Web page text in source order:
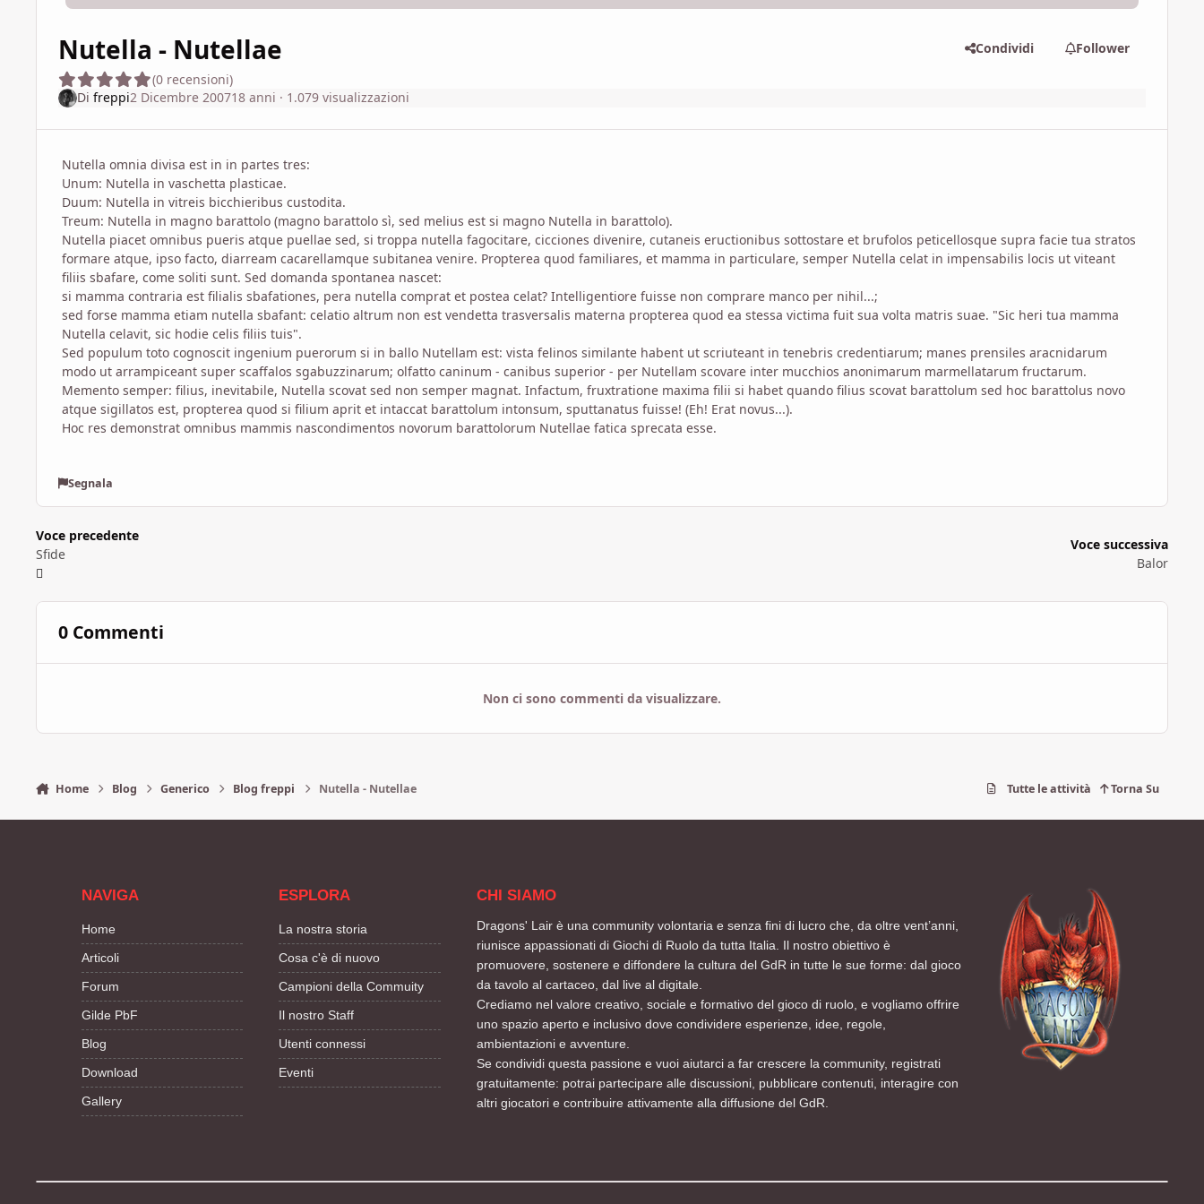
Nutella - Nutellae
(0 recensioni)
Condividi Follower
Di freppi2 Dicembre 200718 anni · 1.079 visualizzazioni
Nutella omnia divisa est in in partes tres:
Unum: Nutella in vaschetta plasticae.
Duum: Nutella in vitreis bicchieribus custodita.
Treum: Nutella in magno barattolo (magno barattolo sì, sed melius est si magno Nutella in barattolo).
Nutella piacet omnibus pueris atque puellae sed, si troppa nutella fagocitare, cicciones divenire, cutaneis eructionibus sottostare et brufolos peticellosque supra facie tua stratos
formare atque, ipso facto, diarream cacarellamque subitanea venire. Propterea quod familiares, et mamma in particulare, semper Nutella celat in impensabilis locis ut viteant
filiis sbafare, come soliti sunt. Sed domanda spontanea nascet:
si mamma contraria est filialis sbafationes, pera nutella comprat et postea celat? Intelligentiore fuisse non comprare manco per nihil...;
sed forse mamma etiam nutella sbafant: celatio altrum non est vendetta trasversalis materna propterea quod ea stessa victima fuit sua volta matris suae. "Sic heri tua mamma
Nutella celavit, sic hodie celis filiis tuis".
Sed populum toto cognoscit ingenium puerorum si in ballo Nutellam est: vista felinos similante habent ut scriuteant in tenebris credentiarum; manes prensiles aracnidarum
modo ut arrampiceant super scaffalos sgabuzzinarum; olfatto caninum - canibus superior - per Nutellam scovare inter mucchios anonimarum marmellatarum fructarum.
Memento semper: filius, inevitabile, Nutella scovat sed non semper magnat. Infactum, fruxtratione maxima filii si habet quando filius scovat barattolum sed hoc barattolus novo
atque sigillatos est, propterea quod si filium aprit et intaccat barattolum intonsum, sputtanatus fuisse! (Eh! Erat novus...).
Hoc res demonstrat omnibus mammis nascondimentos novorum barattolorum Nutellae fatica sprecata esse.
Segnala
Voce precedente
Sfide
Voce successiva
Balor
0 Commenti
Non ci sono commenti da visualizzare.
Home Blog Generico Blog freppi Nutella - Nutellae Tutte le attività Torna Su
NAVIGA
Home
Articoli
Forum
Gilde PbF
Blog
Download
Gallery
ESPLORA
La nostra storia
Cosa c'è di nuovo
Campioni della Commuity
Il nostro Staff
Utenti connessi
Eventi
CHI SIAMO
Dragons' Lair è una community volontaria e senza fini di lucro che, da oltre vent’anni,
riunisce appassionati di Giochi di Ruolo da tutta Italia. Il nostro obiettivo è
promuovere, sostenere e diffondere la cultura del GdR in tutte le sue forme: dal gioco
da tavolo al cartaceo, dal live al digitale.
Crediamo nel valore creativo, sociale e formativo del gioco di ruolo, e vogliamo offrire
uno spazio aperto e inclusivo dove condividere esperienze, idee, regole,
ambientazioni e avventure.
Se condividi questa passione e vuoi aiutarci a far crescere la community, registrati
gratuitamente: potrai partecipare alle discussioni, pubblicare contenuti, interagire con
altri giocatori e contribuire attivamente alla diffusione del GdR.